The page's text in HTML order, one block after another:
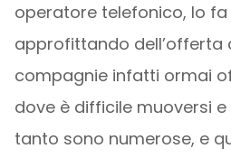
operatore telefonico, lo
approfittando dell’offerta
compagnie infatti ormai
dove è difficile muoversi e
tanto sono numerose, e